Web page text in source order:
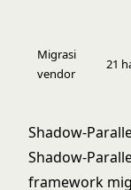
Migrasi
vendor
21
Shadow-
Shadow-
framework